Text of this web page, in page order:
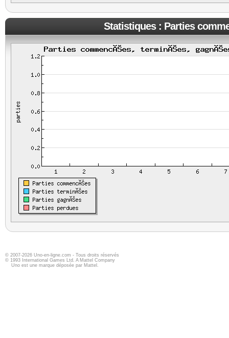
Statistiques : Parties
© 2007-2026 Uno-en-ligne.com - Tous droits réservés
© 1993 International Games Ltd. A Mattel Company
Uno est une marque déposée par Mattel.